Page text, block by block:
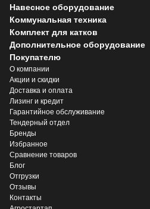
Навесное оборудование
Коммунальная техника
Комплект для катков
Дополнительное оборудование
Покупателю
О компании
Акции и скидки
Доставка и оплата
Лизинг и кредит
Гарантийное обслуживание
Тендерный отдел
Бренды
Избранное
Сравнение товаров
Блог
Отгрузки
Отзывы
Контакты